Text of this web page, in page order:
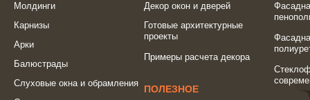
Молдинги
Карнизы
Арки
Балюстрады
Слуховые окна и обрамления
Декор окон и дверей
Готовые архитектурные
проекты
Примеры расчета декора
ПОЛЕЗНОЕ